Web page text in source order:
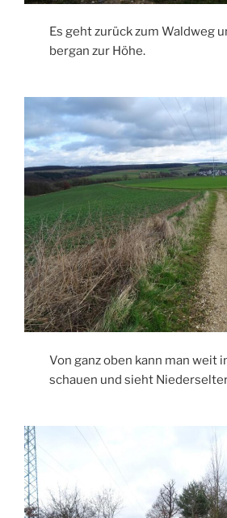
Es geht zurück zum Waldweg
bergan zur Höhe.
Von ganz oben kann man weit
schauen und sieht